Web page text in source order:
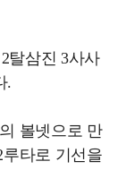
탈삼진 3사사
.
볼넷으로 만
루타로 기선을